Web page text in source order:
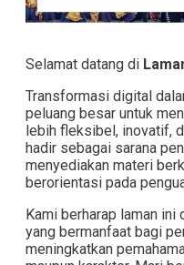
Selamat datang di
Transformasi digital
peluang besar untuk
lebih fleksibel, inovatif,
hadir sebagai sarana
menyediakan materi
berorientasi pada
Kami berharap laman
yang bermanfaat bagi
meningkatkan